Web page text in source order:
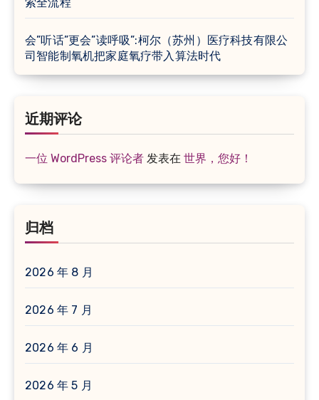
会”听话”更会”读呼吸”:柯尔（苏州）医疗科技有限公
司智能制氧机把家庭氧疗带入算法时代
近期评论
一位 WordPress 评论者 发表在 世界，您好！
归档
2026 年 8 月
2026 年 7 月
2026 年 6 月
2026 年 5 月